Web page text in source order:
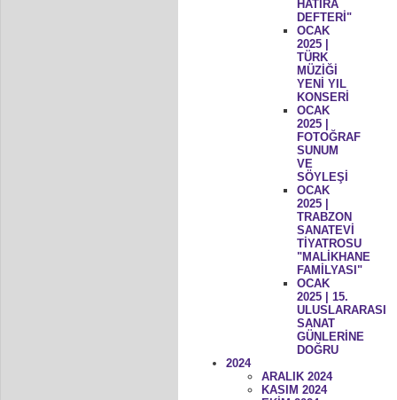
HATIRA
DEFTERİ"
OCAK
2025 |
TÜRK
MÜZİĞİ
YENİ YIL
KONSERİ
OCAK
2025 |
FOTOĞRAF
SUNUM
VE
SÖYLEŞİ
OCAK
2025 |
TRABZON
SANATEVİ
TİYATROSU
"MALİKHANE
FAMİLYASI"
OCAK
2025 | 15.
ULUSLARARASI
SANAT
GÜNLERİNE
DOĞRU
2024
ARALIK 2024
KASIM 2024